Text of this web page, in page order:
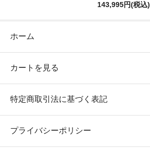
143,995円(税込)
ホーム
カートを見る
特定商取引法に基づく表記
プライバシーポリシー